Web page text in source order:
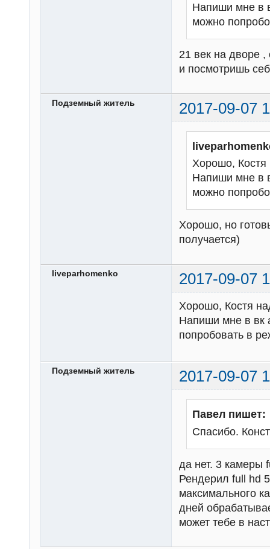
Напиши мне в
можно
21 век на дворе
и посмотришь
Подземный житель 2017-09-07
Хорошо, Костя
Напиши мне в
можно
Хорошо, но
получается)
liveparhomenko 2017-09-07
Хорошо, Костя
Напиши мне в вк
попробовать в
Подземный житель 2017-09-07
Павел пишет:
Спасибо.
да нет. 3 камеры
Рендерил full hd
максимального
дней
может тебе в